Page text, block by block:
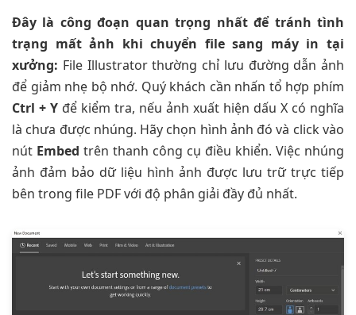
Đây là công đoạn quan trọng nhất để tránh tình
trạng mất ảnh khi chuyển file sang máy in tại
xưởng: File Illustrator thường chỉ lưu đường dẫn ảnh
để giảm nhẹ bộ nhớ. Quý khách cần nhấn tổ hợp phím
Ctrl + Y để kiểm tra, nếu ảnh xuất hiện dấu X có nghĩa
là chưa được nhúng. Hãy chọn hình ảnh đó và click vào
nút Embed trên thanh công cụ điều khiển. Việc nhúng
ảnh đảm bảo dữ liệu hình ảnh được lưu trữ trực tiếp
bên trong file PDF với độ phân giải đầy đủ nhất.